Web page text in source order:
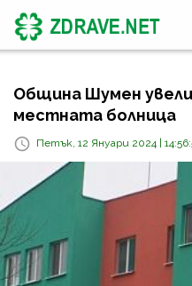
Община Шумен
местната болница
Петък, 12 Януари 2024 |